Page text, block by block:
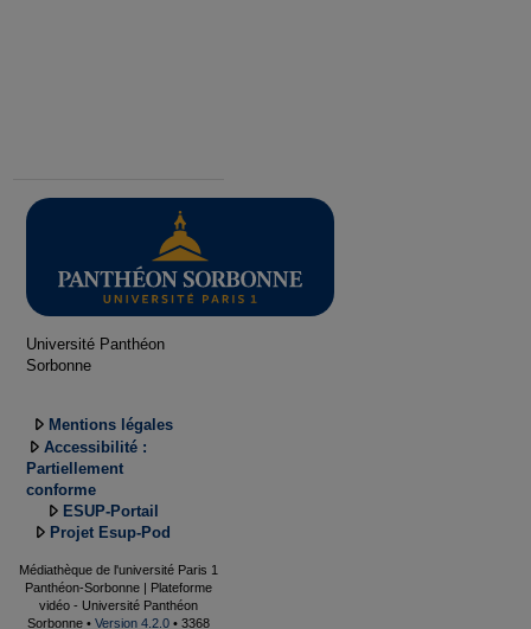
Université Panthéon
Sorbonne
Mentions légales
Accessibilité :
Partiellement
conforme
ESUP-Portail
Projet Esup-Pod
Médiathèque de l'université Paris 1
Panthéon-Sorbonne | Plateforme
vidéo - Université Panthéon
Sorbonne • Version 4.2.0 • 3368